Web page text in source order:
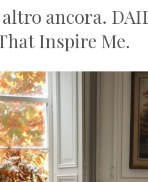
ancora.
Inspire Me.